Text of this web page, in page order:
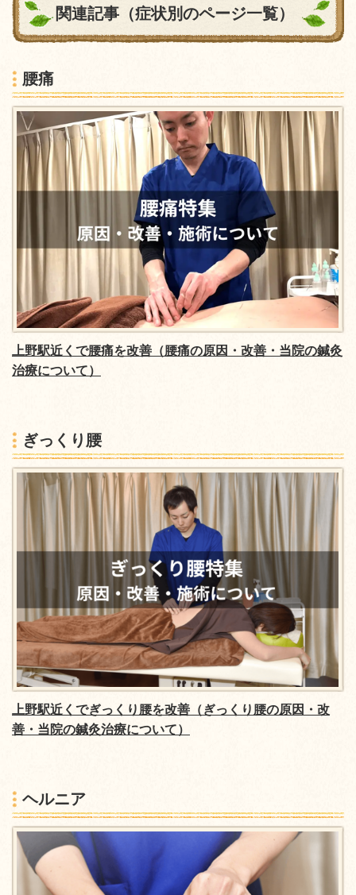
関連記事（症状別のページ一覧）
腰痛
上野駅近くで腰痛を改善 （腰痛の原因・改善・当院の鍼灸
治療について）
ぎっくり腰
上野駅近くでぎっくり腰を改善（ぎっくり腰の原因・改
善・当院の鍼灸治療について）
ヘルニア